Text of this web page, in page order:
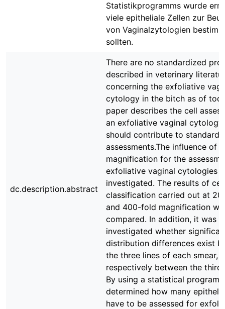
Statistikprogramms wurde
viele epitheliale Zellen zur
von Vaginalzytologien
sollten.
dc.description.abstract
There are no standardized
described in veterinary
concerning the exfoliative
cytology in the bitch as of
paper describes the cell
an exfoliative vaginal cytology
should contribute to
assessments.The influence of
magnification for the
exfoliative vaginal cytologies
investigated. The results of cell
classification carried out at
and 400-fold magnification
compared. In addition, it was
investigated whether
distribution differences exist
the three lines of each smear,
respectively between the
By using a statistical program,
determined how many
have to be assessed for